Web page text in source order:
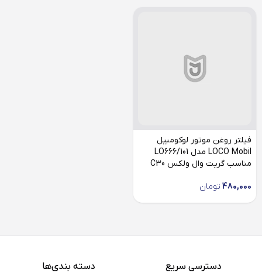
فیلتر روغن موتور لوکومبیل
LOCO Mobil مدل LO666/101
مناسب گریت وال ولکس C30
480,000 تومان
دسترسی سریع دسته بندی‌ها